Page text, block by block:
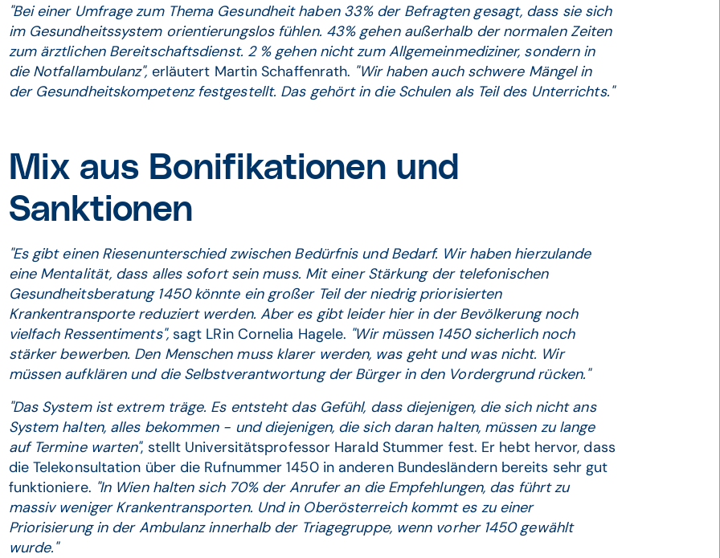
"Bei einer Umfrage zum Thema Gesundheit haben 33% der Befragten gesagt, dass sie sich
im Gesundheitssystem orientierungslos fühlen. 43% gehen außerhalb der normalen Zeiten
zum ärztlichen Bereitschaftsdienst. 2 % gehen nicht zum Allgemeinmediziner, sondern in
die Notfallambulanz", erläutert Martin Schaffenrath. "Wir haben auch schwere Mängel in
der Gesundheitskompetenz festgestellt. Das gehört in die Schulen als Teil des Unterrichts."
Mix aus Bonifikationen und
Sanktionen
"Es gibt einen Riesenunterschied zwischen Bedürfnis und Bedarf. Wir haben hierzulande
eine Mentalität, dass alles sofort sein muss. Mit einer Stärkung der telefonischen
Gesundheitsberatung 1450 könnte ein großer Teil der niedrig priorisierten
Krankentransporte reduziert werden. Aber es gibt leider hier in der Bevölkerung noch
vielfach Ressentiments", sagt LRin Cornelia Hagele. "Wir müssen 1450 sicherlich noch
stärker bewerben. Den Menschen muss klarer werden, was geht und was nicht. Wir
müssen aufklären und die Selbstverantwortung der Bürger in den Vordergrund rücken."
"Das System ist extrem träge. Es entsteht das Gefühl, dass diejenigen, die sich nicht ans
System halten, alles bekommen - und diejenigen, die sich daran halten, müssen zu lange
auf Termine warten", stellt Universitätsprofessor Harald Stummer fest. Er hebt hervor, dass
die Telekonsultation über die Rufnummer 1450 in anderen Bundesländern bereits sehr gut
funktioniere. "In Wien halten sich 70% der Anrufer an die Empfehlungen, das führt zu
massiv weniger Krankentransporten. Und in Oberösterreich kommt es zu einer
Priorisierung in der Ambulanz innerhalb der Triagegruppe, wenn vorher 1450 gewählt
wurde."